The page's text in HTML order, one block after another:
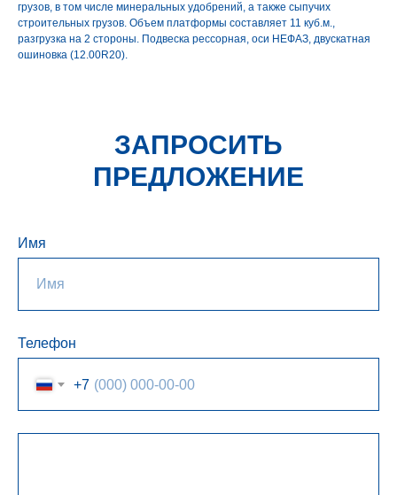
грузов, в том числе минеральных удобрений, а также сыпучих
строительных грузов. Объем платформы составляет 11 куб.м.,
разгрузка на 2 стороны. Подвеска рессорная, оси НЕФАЗ, двускатная
ошиновка (12.00R20).
ЗАПРОСИТЬ
ПРЕДЛОЖЕНИЕ
Имя
Телефон
+7